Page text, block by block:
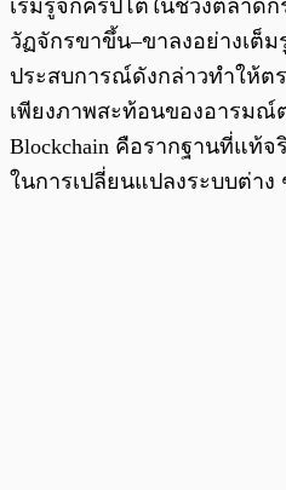
เริ่มรู้จักคริปโตในช่วงตลาดก
วัฏจักรขาขึ้น–ขาลงอย่างเต็ม
ประสบการณ์ดังกล่าวทำให้ต
เพียงภาพสะท้อนของอารมณ์
Blockchain คือรากฐานที่แท้
ในการเปลี่ยนแปลงระบบต่า